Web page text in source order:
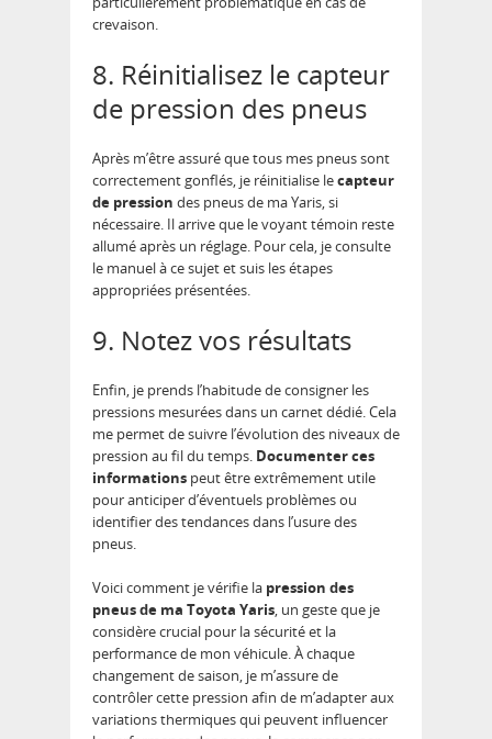
crevaison.
8. Réinitialisez le capteur
de pression des pneus
Après m’être assuré que tous mes pneus sont
correctement gonflés, je réinitialise lecapteur
de pression des pneus de ma Yaris, si
nécessaire. Il arrive que le voyant témoin reste
allumé après un réglage. Pour cela, je consulte
le manuel à ce sujet et suis les étapes
appropriées présentées.
9. Notez vos résultats
Enfin, je prends l’habitude de consigner les
pressions mesurées dans un carnet dédié. Cela
me permet de suivre l’évolution des niveaux de
pression au fil du temps. Documenter ces
informations peut être extrêmement utile
pour anticiper d’éventuels problèmes ou
identifier des tendances dans l’usure des
pneus.
Voici comment je vérifie la pression des
pneus de ma Toyota Yaris, un geste que je
considère crucial pour la sécurité et la
performance de mon véhicule. À chaque
changement de saison, je m’assure de
contrôler cette pression afin de m’adapter aux
variations thermiques qui peuvent influencer